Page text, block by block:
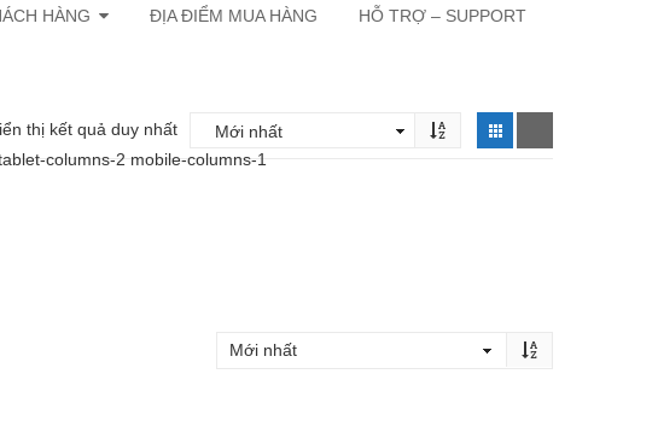
HÀNG ĐỊA ĐIỂM MUA HÀNG HỖ TRỢ – SUPPORT
thị kết quả duy nhất
columns-2 mobile-columns-1